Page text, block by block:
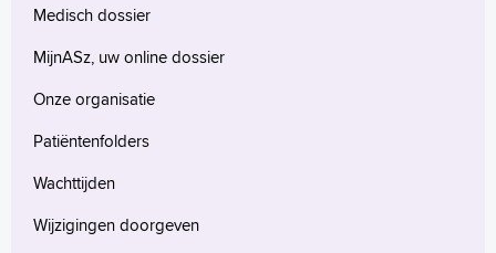
English
Français
Medisch dossier
MijnASz, uw online dossier
Onze organisatie
Patiëntenfolders
Wachttijden
Wijzigingen doorgeven